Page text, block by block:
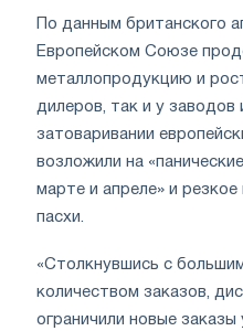
По данным британского
Европейском Союзе
металлопродукцию и
дилеров, так и у заводов
затоваривании
возложили на
марте и апреле» и
пасхи.
«Столкнувшись с
количеством заказов,
ограничили новые